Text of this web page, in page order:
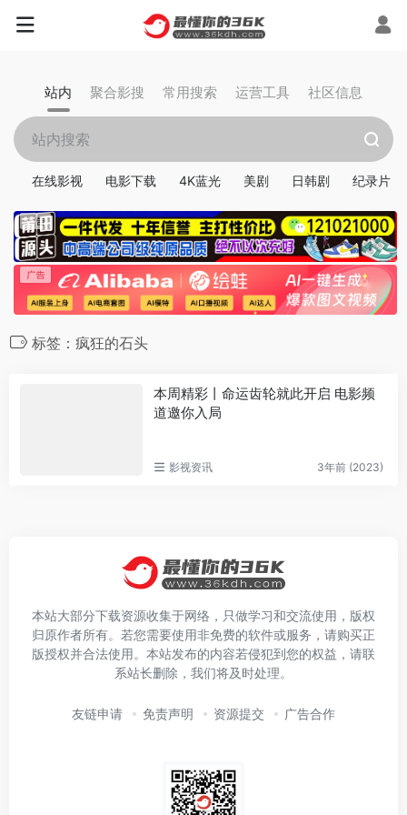
站内 聚合影搜 常用搜索 运营工具 社区信息
在线影视 电影下载 4K蓝光 美剧 日韩剧 纪录片
标签：疯狂的石头
本周精彩丨命运齿轮就此开启 电影频
道邀你入局
影视资讯 3年前 (2023)
本站大部分下载资源收集于网络，只做学习和交流使用，版权
归原作者所有。若您需要使用非免费的软件或服务，请购买正
版授权并合法使用。本站发布的内容若侵犯到您的权益，请联
系站长删除，我们将及时处理。
友链申请 免责声明 资源提交 广告合作